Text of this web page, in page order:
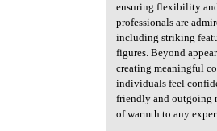
ensuring flexibility
professionals are
including striking
figures. Beyond
creating meaningful
individuals feel
friendly and outgoing
of warmth to any